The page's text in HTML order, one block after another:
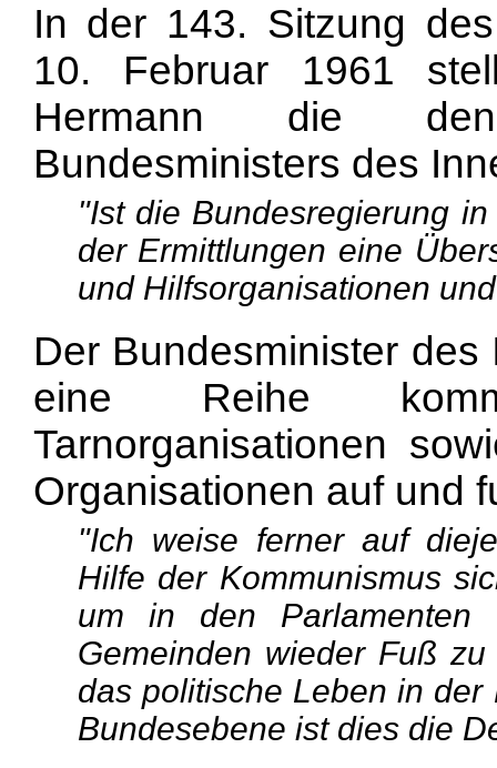
In der 143. Sitzung
10. Februar 1961
Hermann die
Bundesministers des
"Ist die Bundesregierung
der Ermittlungen eine
und Hilfsorganisationen
Der Bundesminister
eine Reihe
Tarnorganisationen
Organisationen auf und
"Ich weise ferner auf
Hilfe der Kommunismus
um in den
Gemeinden wieder Fuß
das politische Leben in
Bundesebene ist dies die